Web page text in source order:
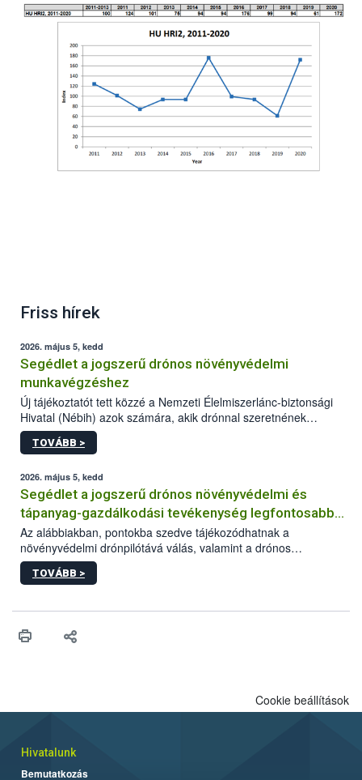
Friss hírek
2026. május 5, kedd
Segédlet a jogszerű drónos növényvédelmi
munkavégzéshez
Új tájékoztatót tett közzé a Nemzeti Élelmiszerlánc-biztonsági
Hivatal (Nébih) azok számára, akik drónnal szeretnének
növényvédelmi vagy tápanyag-gazdálkodási tevékenységet
végezni Magyarországon. Az összefoglaló részletesen
műszaki és hatósági feltételek.
TOVÁBB >
2026. május 5, kedd
Segédlet a jogszerű drónos növényvédelmi és
tápanyag-gazdálkodási tevékenység legfontosabb
feltételeiről
Az alábbiakban, pontokba szedve tájékozódhatnak a
növényvédelmi drónpilótává válás, valamint a drónos
növényvédelmi és tápanyag-gazdálkodási tevékenység
végzésének legfontosabb feltételeiről*.
TOVÁBB >
Cookie beállítások
Hivatalunk
Bemutatkozás